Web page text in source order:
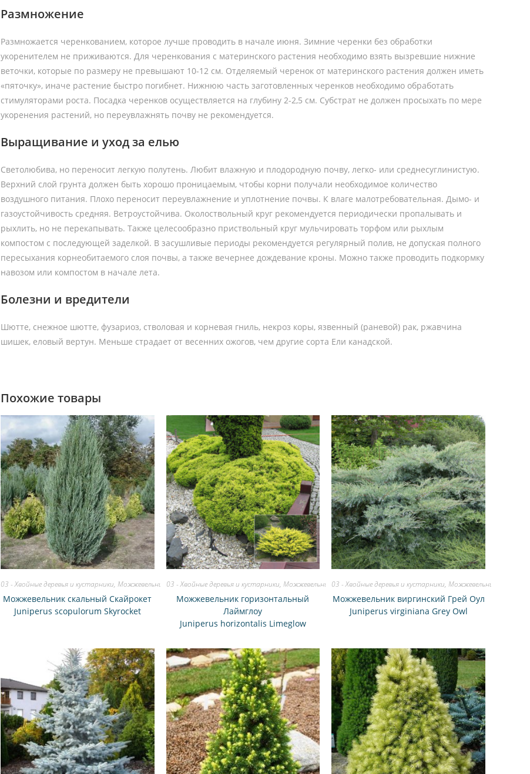
Размножение
Размножается черенкованием, которое лучше проводить в начале июня. Зимние черенки без обработки
укоренителем не приживаются. Для черенкования с материнского растения необходимо взять вызревшие нижние
веточки, которые по размеру не превышают 10-12 см. Отделяемый черенок от материнского растения должен иметь
«пяточку», иначе растение быстро погибнет. Нижнюю часть заготовленных черенков необходимо обработать
стимуляторами роста. Посадка черенков осуществляется на глубину 2-2,5 см. Субстрат не должен просыхать по мере
укоренения растений, но переувлажнять почву не рекомендуется.
Выращивание и уход за елью
Светолюбива, но переносит легкую полутень. Любит влажную и плодородную почву, легко- или среднесуглинистую.
Верхний слой грунта должен быть хорошо проницаемым, чтобы корни получали необходимое количество
воздушного питания. Плохо переносит переувлажнение и уплотнение почвы. К влаге малотребовательная. Дымо- и
газоустойчивость средняя. Ветроустойчива. Околоствольный круг рекомендуется периодически пропалывать и
рыхлить, но не перекапывать. Также целесообразно приствольный круг мульчировать торфом или рыхлым
компостом с последующей заделкой. В засушливые периоды рекомендуется регулярный полив, не допуская полного
пересыхания корнеобитаемого слоя почвы, а также вечернее дождевание кроны. Можно также проводить подкормку
навозом или компостом в начале лета.
Болезни и вредители
Шютте, снежное шютте, фузариоз, стволовая и корневая гниль, некроз коры, язвенный (раневой) рак, ржавчина
шишек, еловый вертун. Меньше страдает от весенних ожогов, чем другие сорта Ели канадской.
Похожие товары
03 - Хвойные деревья и кустарники, Можжевельник
Можжевельник скальный Скайрокет
Juniperus scopulorum Skyrocket
03 - Хвойные деревья и кустарники, Можжевельник
Можжевельник горизонтальный
Лаймглоу
Juniperus horizontalis Limeglow
03 - Хвойные деревья и кустарники,Можжевельник
Можжевельник виргинский Грей Оул
Juniperus virginiana Grey Owl